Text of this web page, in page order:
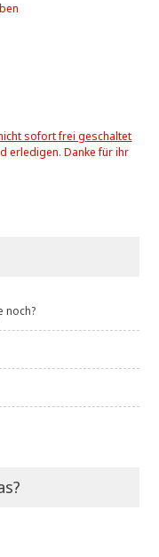
sofort frei geschaltet
erledigen. Danke für ihr
noch?